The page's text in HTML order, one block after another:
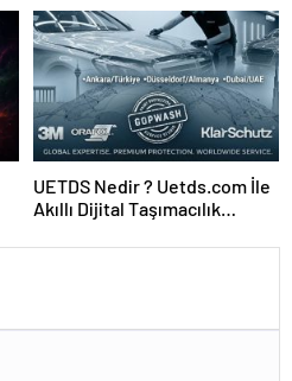
UETDS Nedir ? Uetds.com İle
Akıllı Dijital Taşımacılık